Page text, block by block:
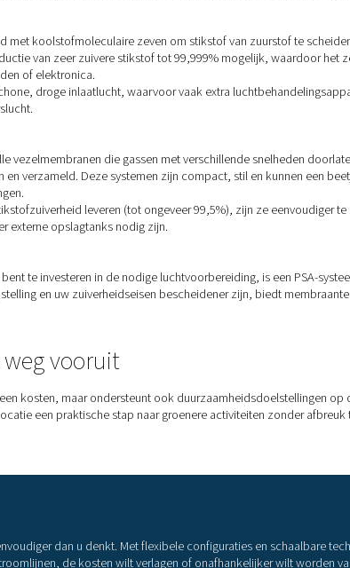
brouwen – niet alleen voor het spoelen van
Door ter plaatse stikstof op te wekken,
voor elke productiefase.
speelt stikstof een rol bij het verpakken,
levering die voldoet aan strenge kwaliteitseisen
locatie zorgt voor een continue, zachte toevoer
te verminderen.
inspuitverftoepassingen
spuitefficiëntie. De productie op locatie biedt een
en industriële sector.
op locatie is het
eigen sterke punten, afhankelijk van de vereiste